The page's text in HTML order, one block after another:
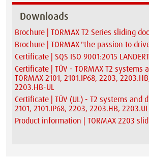
Downloads
Brochure | TORMAX T2 Series sliding
Brochure | TORMAX "the passion to
Certificate | SQS ISO 9001:2015
Certificate | TÜV - TORMAX T2 systems
TORMAX 2101, 2101.IP68, 2203,
2203.HB-UL
Certificate | TÜV (UL) - T2 systems and
2101, 2101.IP68, 2203, 2203.HB,
Product information | TORMAX 2203